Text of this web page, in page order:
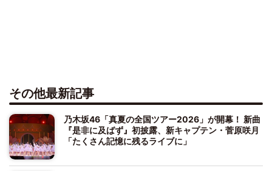
その他最新記事
乃木坂46「真夏の全国ツアー2026」が開幕！ 新曲
『是非に及ばず』初披露、新キャプテン・菅原咲月
「たくさん記憶に残るライブに」